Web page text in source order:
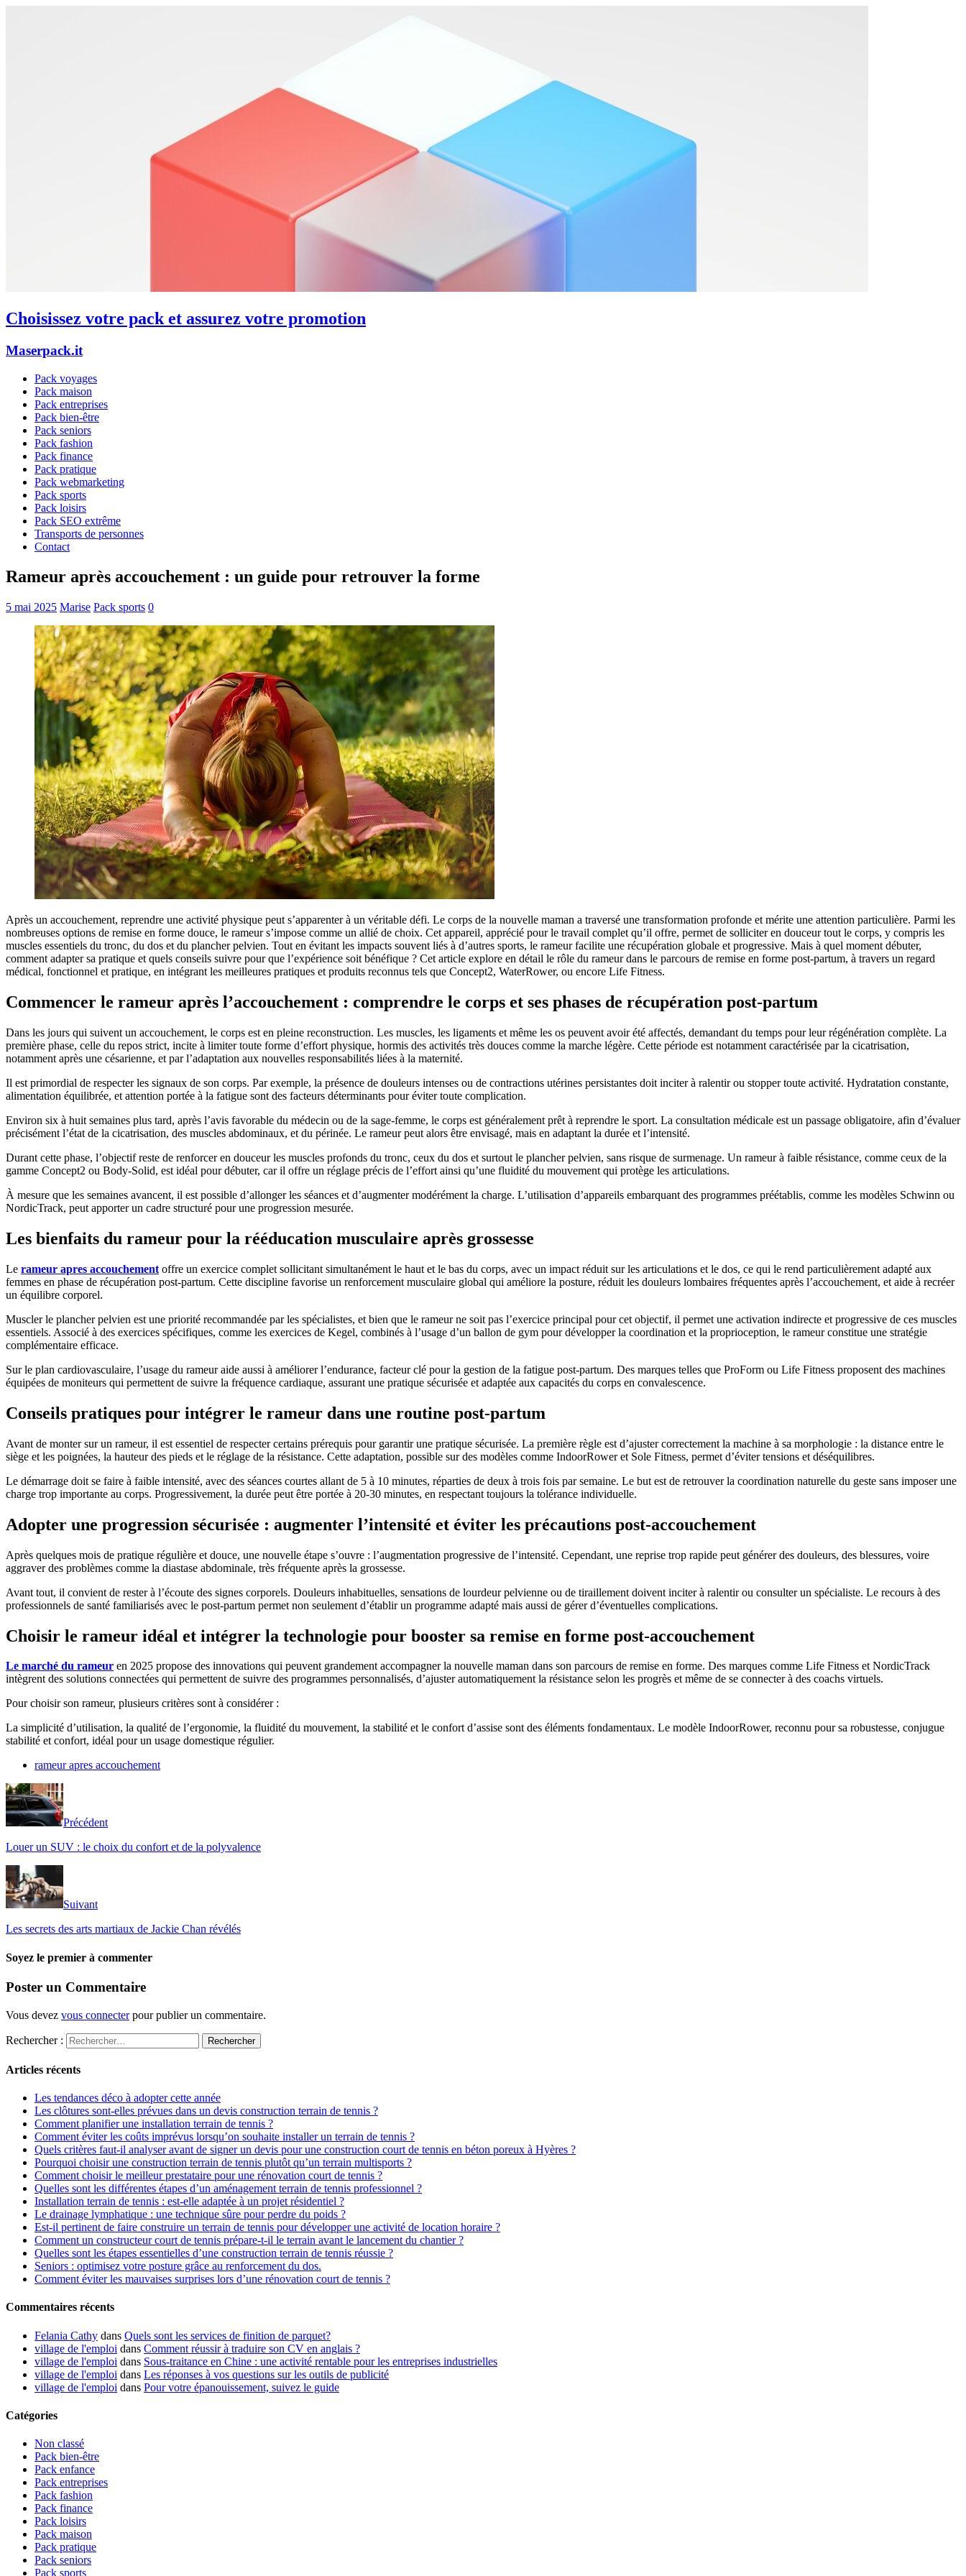
Choisissez votre pack et assurez votre promotion
Maserpack.it
Pack voyages
Pack maison
Pack entreprises
Pack bien-être
Pack seniors
Pack fashion
Pack finance
Pack pratique
Pack webmarketing
Pack sports
Pack loisirs
Pack SEO extrême
Transports de personnes
Contact
Rameur après accouchement : un guide pour retrouver la forme
5 mai 2025 Marise Pack sports 0
Après un accouchement, reprendre une activité physique peut s’apparenter à un véritable défi. Le corps de la nouvelle maman a traversé une transformation profonde et mérite une attention particulière. Parmi les
nombreuses options de remise en forme douce, le rameur s’impose comme un allié de choix. Cet appareil, apprécié pour le travail complet qu’il offre, permet de solliciter en douceur tout le corps, y compris les
muscles essentiels du tronc, du dos et du plancher pelvien. Tout en évitant les impacts souvent liés à d’autres sports, le rameur facilite une récupération globale et progressive. Mais à quel moment débuter,
comment adapter sa pratique et quels conseils suivre pour que l’expérience soit bénéfique ? Cet article explore en détail le rôle du rameur dans le parcours de remise en forme post-partum, à travers un regard
médical, fonctionnel et pratique, en intégrant les meilleures pratiques et produits reconnus tels que Concept2, WaterRower, ou encore Life Fitness.
Commencer le rameur après l’accouchement : comprendre le corps et ses phases de récupération post-partum
Dans les jours qui suivent un accouchement, le corps est en pleine reconstruction. Les muscles, les ligaments et même les os peuvent avoir été affectés, demandant du temps pour leur régénération complète. La
première phase, celle du repos strict, incite à limiter toute forme d’effort physique, hormis des activités très douces comme la marche légère. Cette période est notamment caractérisée par la cicatrisation,
notamment après une césarienne, et par l’adaptation aux nouvelles responsabilités liées à la maternité.
Il est primordial de respecter les signaux de son corps. Par exemple, la présence de douleurs intenses ou de contractions utérines persistantes doit inciter à ralentir ou stopper toute activité. Hydratation constante,
alimentation équilibrée, et attention portée à la fatigue sont des facteurs déterminants pour éviter toute complication.
Environ six à huit semaines plus tard, après l’avis favorable du médecin ou de la sage-femme, le corps est généralement prêt à reprendre le sport. La consultation médicale est un passage obligatoire, afin d’évaluer
précisément l’état de la cicatrisation, des muscles abdominaux, et du périnée. Le rameur peut alors être envisagé, mais en adaptant la durée et l’intensité.
Durant cette phase, l’objectif reste de renforcer en douceur les muscles profonds du tronc, ceux du dos et surtout le plancher pelvien, sans risque de surmenage. Un rameur à faible résistance, comme ceux de la
gamme Concept2 ou Body-Solid, est idéal pour débuter, car il offre un réglage précis de l’effort ainsi qu’une fluidité du mouvement qui protège les articulations.
À mesure que les semaines avancent, il est possible d’allonger les séances et d’augmenter modérément la charge. L’utilisation d’appareils embarquant des programmes préétablis, comme les modèles Schwinn ou
NordicTrack, peut apporter un cadre structuré pour une progression mesurée.
Les bienfaits du rameur pour la rééducation musculaire après grossesse
Le rameur apres accouchement offre un exercice complet sollicitant simultanément le haut et le bas du corps, avec un impact réduit sur les articulations et le dos, ce qui le rend particulièrement adapté aux
femmes en phase de récupération post-partum. Cette discipline favorise un renforcement musculaire global qui améliore la posture, réduit les douleurs lombaires fréquentes après l’accouchement, et aide à recréer
un équilibre corporel.
Muscler le plancher pelvien est une priorité recommandée par les spécialistes, et bien que le rameur ne soit pas l’exercice principal pour cet objectif, il permet une activation indirecte et progressive de ces muscles
essentiels. Associé à des exercices spécifiques, comme les exercices de Kegel, combinés à l’usage d’un ballon de gym pour développer la coordination et la proprioception, le rameur constitue une stratégie
complémentaire efficace.
Sur le plan cardiovasculaire, l’usage du rameur aide aussi à améliorer l’endurance, facteur clé pour la gestion de la fatigue post-partum. Des marques telles que ProForm ou Life Fitness proposent des machines
équipées de moniteurs qui permettent de suivre la fréquence cardiaque, assurant une pratique sécurisée et adaptée aux capacités du corps en convalescence.
Conseils pratiques pour intégrer le rameur dans une routine post-partum
Avant de monter sur un rameur, il est essentiel de respecter certains prérequis pour garantir une pratique sécurisée. La première règle est d’ajuster correctement la machine à sa morphologie : la distance entre le
siège et les poignées, la hauteur des pieds et le réglage de la résistance. Cette adaptation, possible sur des modèles comme IndoorRower et Sole Fitness, permet d’éviter tensions et déséquilibres.
Le démarrage doit se faire à faible intensité, avec des séances courtes allant de 5 à 10 minutes, réparties de deux à trois fois par semaine. Le but est de retrouver la coordination naturelle du geste sans imposer une
charge trop importante au corps. Progressivement, la durée peut être portée à 20-30 minutes, en respectant toujours la tolérance individuelle.
Adopter une progression sécurisée : augmenter l’intensité et éviter les précautions post-accouchement
Après quelques mois de pratique régulière et douce, une nouvelle étape s’ouvre : l’augmentation progressive de l’intensité. Cependant, une reprise trop rapide peut générer des douleurs, des blessures, voire
aggraver des problèmes comme la diastase abdominale, très fréquente après la grossesse.
Avant tout, il convient de rester à l’écoute des signes corporels. Douleurs inhabituelles, sensations de lourdeur pelvienne ou de tiraillement doivent inciter à ralentir ou consulter un spécialiste. Le recours à des
professionnels de santé familiarisés avec le post-partum permet non seulement d’établir un programme adapté mais aussi de gérer d’éventuelles complications.
Choisir le rameur idéal et intégrer la technologie pour booster sa remise en forme post-accouchement
Le marché du rameur en 2025 propose des innovations qui peuvent grandement accompagner la nouvelle maman dans son parcours de remise en forme. Des marques comme Life Fitness et NordicTrack
intègrent des solutions connectées qui permettent de suivre des programmes personnalisés, d’ajuster automatiquement la résistance selon les progrès et même de se connecter à des coachs virtuels.
Pour choisir son rameur, plusieurs critères sont à considérer :
La simplicité d’utilisation, la qualité de l’ergonomie, la fluidité du mouvement, la stabilité et le confort d’assise sont des éléments fondamentaux. Le modèle IndoorRower, reconnu pour sa robustesse, conjugue
stabilité et confort, idéal pour un usage domestique régulier.
rameur apres accouchement
Précédent
Louer un SUV : le choix du confort et de la polyvalence
Suivant
Les secrets des arts martiaux de Jackie Chan révélés
Soyez le premier à commenter
Poster un Commentaire
Vous devez vous connecterpour publier un commentaire.
Rechercher :
Articles récents
Les tendances déco à adopter cette année
Les clôtures sont-elles prévues dans un devis construction terrain de tennis ?
Comment planifier une installation terrain de tennis ?
Comment éviter les coûts imprévus lorsqu’on souhaite installer un terrain de tennis ?
Quels critères faut-il analyser avant de signer un devis pour une construction court de tennis en béton poreux à Hyères ?
Pourquoi choisir une construction terrain de tennis plutôt qu’un terrain multisports ?
Comment choisir le meilleur prestataire pour une rénovation court de tennis ?
Quelles sont les différentes étapes d’un aménagement terrain de tennis professionnel ?
Installation terrain de tennis : est-elle adaptée à un projet résidentiel ?
Le drainage lymphatique : une technique sûre pour perdre du poids ?
Est-il pertinent de faire construire un terrain de tennis pour développer une activité de location horaire ?
Comment un constructeur court de tennis prépare-t-il le terrain avant le lancement du chantier ?
Quelles sont les étapes essentielles d’une construction terrain de tennis réussie ?
Seniors : optimisez votre posture grâce au renforcement du dos.
Comment éviter les mauvaises surprises lors d’une rénovation court de tennis ?
Commentaires récents
Felania Cathy dans Quels sont les services de finition de parquet?
village de l'emploi dans Comment réussir à traduire son CV en anglais ?
village de l'emploi dans Sous-traitance en Chine : une activité rentable pour les entreprises industrielles
village de l'emploi dans Les réponses à vos questions sur les outils de publicité
village de l'emploi dans Pour votre épanouissement, suivez le guide
Catégories
Non classé
Pack bien-être
Pack enfance
Pack entreprises
Pack fashion
Pack finance
Pack loisirs
Pack maison
Pack pratique
Pack seniors
Pack sports